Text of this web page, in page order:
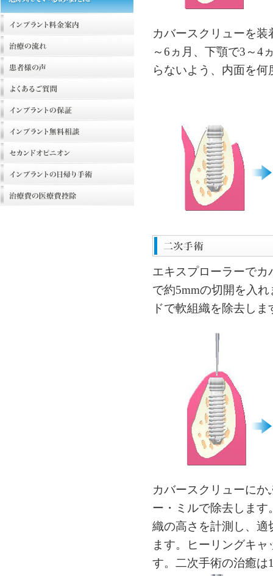
カバースクリューを
～6ヵ月、下顎で3～4
らないよう、内面を
エキスプローラーで
で約5mmの切開を入
ドで軟組織を除去しま
カバースクリューに
ー・ミルで除去しま
織の高さを計測し、適
ます。ヒーリングキ
す。二次手術の治癒は